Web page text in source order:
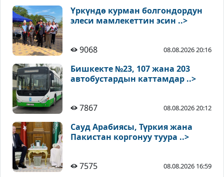
Үркүндө курман болгондордун
элеси мамлекеттин эсин ..>
9068 08.08.2026 20:16
Бишкекте №23, 107 жана 203
автобустардын каттамдар ..>
7867 08.08.2026 20:12
Сауд Арабиясы, Түркия жана
Пакистан коргонуу туура ..>
7575 08.08.2026 16:59